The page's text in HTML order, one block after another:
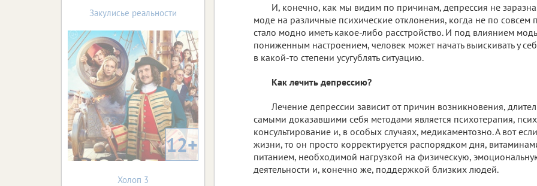
И, конечно, как мы видим по причинам, депрессия не
моде на различные психические отклонения, когда не по
стало модно иметь какое-либо расстройство. И под влиянием
пониженным настроением, человек может начать выискивать у
в какой-то степени усугублять ситуацию.
Как лечить депрессию?
Лечение депрессии зависит от причин возникновения,
самыми доказавшими себя методами является психотерапия,
консультирование и, в особых случаях, медикаментозно. А вот
жизни, то он просто корректируется распорядком дня,
питанием, необходимой нагрузкой на физическую,
деятельности и, конечно же, поддержкой близких людей.
Закулисье реальности
12+
Холоп 3